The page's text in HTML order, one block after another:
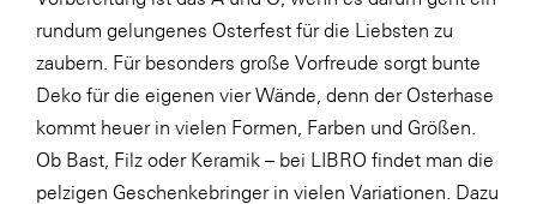
Johnson & Johnson
JELD-WEN DANA
kosaplaner
LAT Nitrogen
rundum gelungenes Osterfest für die Liebsten zu
zaubern. Für besonders große Vorfreude sorgt bunte
Deko für die eigenen vier Wände, denn der Osterhase
kommt heuer in vielen Formen, Farben und Größen.
Ob Bast, Filz oder Keramik – bei LIBRO findet man die
pelzigen Geschenkebringer in vielen Variationen. Dazu